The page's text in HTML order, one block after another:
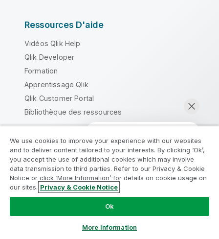
Discuter maintenant
Ressources D'aide
Vidéos Qlik Help
Qlik Developer
Formation
Apprentissage Qlik
Qlik Customer Portal
Bibliothèque des ressources
Produits
INTÉGRATION ET QUALITÉ DE DONNÉES
Qlik Talend
Qlik Talend Cloud
We use cookies to improve your experience with our websites
and to deliver content tailored to your interests. By clicking ‘Ok’,
you accept the use of additional cookies which may involve
data transmission to third parties. Refer to our Privacy & Cookie
Notice or click ‘More Information’ for details on cookie usage on
our sites. Privacy & Cookie Notice
Ok
More Information